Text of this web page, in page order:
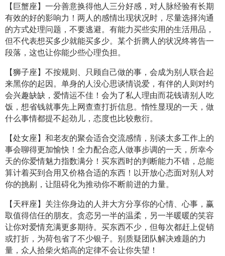
【巨蟹座】一分善意换得他人三分好感，对人脉经验有长期
有效的好的影响力！两人的感情出现状况时，尽量选择沟通
的方式处理问题，不要逃避。有能力买些实用的生活用品，
但不代表想买多少就能买多少。某个折腾人的状况终将告一
段落，这也让你能少些心理负担。
【狮子座】不按规则、只顾自己做的事，会成为别人联合起
来黑你的起因。单身的人没心思谈情说爱，有伴的人则对约
会兴趣缺缺，爱情运不佳！会为了私人理由而花钱请别人吃
饭，想省钱就事先上网查查打折信息。惰性显现的一天，做
什么事情都提不起劲儿，态度也比较敷衍。
【处女座】和老友的聚会适合交流感情，别谈太多工作上的
事会聊得更加愉快！全力配合恋人做事步调的一天，所幸今
天的你爱情魅力指数满分！买东西时的判断能力不错，总能
算计着买到合用又价格合适的东西！以开放心态面对别人对
你的挑剔，让阻碍化为推动你不断前进的力量。
【天秤座】关注你身边的人并大方分享你的心情、心事，赢
取值得信任的朋友。贪恋另一半的温柔，另一半暖暖的笑容
让你对爱情充满更多期待。买东西不少，但每次都赶上促销
或打折，为荷包省了不少银子。别质疑团队解决难题的力
量，众人拾柴火焰高的定律不会让你失望！